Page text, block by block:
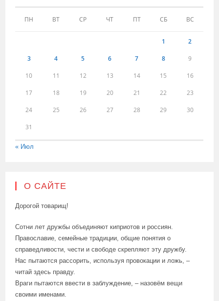
ПН ВТ СР ЧТ ПТ СБ ВС
1 2
3 4 5 6 7 8 9
10 11 12 13 14 15 16
17 18 19 20 21 22 23
24 25 26 27 28 29 30
31
« Июл
О САЙТЕ
Дорогой товарищ!
Сотни лет дружбы объединяют киприотов и россиян.
Православие, семейные традиции, общие понятия о
справедливости, чести и свободе скрепляют эту дружбу.
Нас пытаются рассорить, используя провокации и ложь, –
читай здесь правду.
Враги пытаются ввести в заблуждение, – назовём вещи
своими именами.